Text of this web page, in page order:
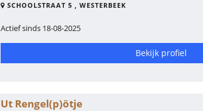
SCHOOLSTRAAT 5 , WESTERBEEK
Actief sinds 18-08-2025
Bekijk profiel
Ut Rengel(p)ötje